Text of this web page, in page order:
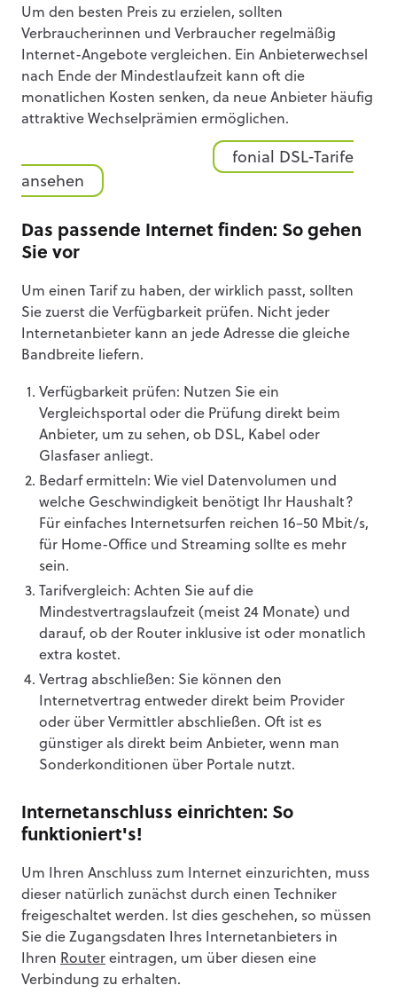
Um den besten Preis zu erzielen, sollten
Verbraucherinnen und Verbraucher regelmäßig
Internet-Angebote vergleichen. Ein Anbieterwechsel
nach Ende der Mindestlaufzeit kann oft die
monatlichen Kosten senken, da neue Anbieter häufig
attraktive Wechselprämien ermöglichen.
fonial DSL-Tarife
ansehen
Das passende Internet finden: So gehen
Sie vor
Um einen Tarif zu haben, der wirklich passt, sollten
Sie zuerst die Verfügbarkeit prüfen. Nicht jeder
Internetanbieter kann an jede Adresse die gleiche
Bandbreite liefern.
Verfügbarkeit prüfen: Nutzen Sie ein
Vergleichsportal oder die Prüfung direkt beim
Anbieter, um zu sehen, ob DSL, Kabel oder
Glasfaser anliegt.
Bedarf ermitteln: Wie viel Datenvolumen und
welche Geschwindigkeit benötigt Ihr Haushalt?
Für einfaches Internetsurfen reichen 16–50 Mbit/s,
für Home-Office und Streaming sollte es mehr
sein.
Tarifvergleich: Achten Sie auf die
Mindestvertragslaufzeit (meist 24 Monate) und
darauf, ob der Router inklusive ist oder monatlich
extra kostet.
Vertrag abschließen: Sie können den
Internetvertrag entweder direkt beim Provider
oder über Vermittler abschließen. Oft ist es
günstiger als direkt beim Anbieter, wenn man
Sonderkonditionen über Portale nutzt.
Internetanschluss einrichten: So
funktioniert's!
Um Ihren Anschluss zum Internet einzurichten, muss
dieser natürlich zunächst durch einen Techniker
freigeschaltet werden. Ist dies geschehen, so müssen
Sie die Zugangsdaten Ihres Internetanbieters in
Ihren Router eintragen, um über diesen eine
Verbindung zu erhalten.